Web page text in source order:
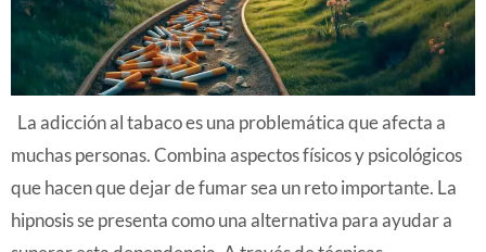
La adicción al tabaco es una problemática que afecta a
muchas personas. Combina aspectos físicos y psicológicos
que hacen que dejar de fumar sea un reto importante. La
hipnosis se presenta como una alternativa para ayudar a